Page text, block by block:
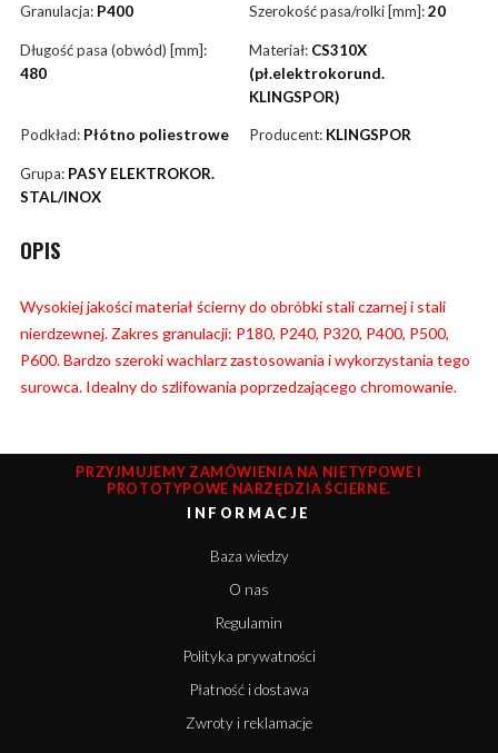
Granulacja: P400 Szerokość pasa/rolki [mm]:20
Długość pasa (obwód) [mm]:
480
Materiał: CS310X
(pł.elektrokorund.
KLINGSPOR)
Podkład: Płótno poliestrowe Producent: KLINGSPOR
Grupa: PASY ELEKTROKOR.
STAL/INOX
OPIS
Wysokiej jakości materiał ścierny do obróbki stali czarnej i stali
nierdzewnej. Zakres granulacji: P180, P240, P320, P400, P500,
P600. Bardzo szeroki wachlarz zastosowania i wykorzystania tego
surowca. Idealny do szlifowania poprzedzającego chromowanie.
PRZYJMUJEMY ZAMÓWIENIA NA NIETYPOWE I
PROTOTYPOWE NARZĘDZIA ŚCIERNE.
INFORMACJE
Baza wiedzy
O nas
Regulamin
Polityka prywatności
Płatność i dostawa
Zwroty i reklamacje